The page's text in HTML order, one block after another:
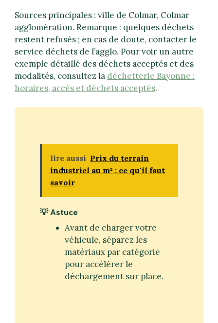
Sources principales : ville de Colmar, Colmar
agglomération. Remarque : quelques déchets
restent refusés ; en cas de doute, contacter le
service déchets de l’agglo. Pour voir un autre
exemple détaillé des déchets acceptés et des
modalités, consultez la déchetterie Bayonne :
horaires, accès et déchets acceptés.
lire aussi Prix du terrain
industriel au m² : ce qu'il faut
savoir
💡 Astuce
Avant de charger votre
véhicule, séparez les
matériaux par catégorie
pour accélérer le
déchargement sur place.